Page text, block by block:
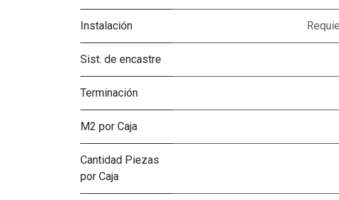
Instalación
Sist. de encastre
Terminación
M2 por Caja
Cantidad Piezas
por Caja